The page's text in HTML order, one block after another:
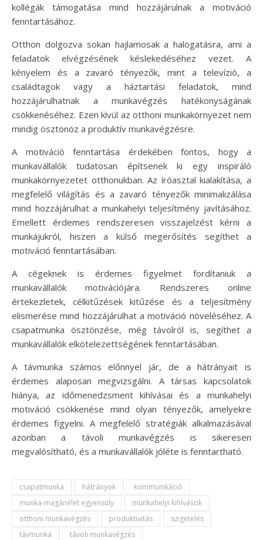
kollégák támogatása mind hozzájárulnak a motiváció
fenntartásához.
Otthon dolgozva sokan hajlamosak a halogatásra, ami a
feladatok elvégzésének késlekedéséhez vezet. A
kényelem és a zavaró tényezők, mint a televízió, a
családtagok vagy a háztartási feladatok, mind
hozzájárulhatnak a munkavégzés hatékonyságának
csökkenéséhez. Ezen kívül az otthoni munkakörnyezet nem
mindig ösztönöz a produktív munkavégzésre.
A motiváció fenntartása érdekében fontos, hogy a
munkavállalók tudatosan építsenek ki egy inspiráló
munkakörnyezetet otthonukban. Az íróasztal kialakítása, a
megfelelő világítás és a zavaró tényezők minimalizálása
mind hozzájárulhat a munkahelyi teljesítmény javításához.
Emellett érdemes rendszeresen visszajelzést kérni a
munkájukról, hiszen a külső megerősítés segíthet a
motiváció fenntartásában.
A cégeknek is érdemes figyelmet fordítaniuk a
munkavállalók motivációjára. Rendszeres online
értekezletek, célkitűzések kitűzése és a teljesítmény
elismerése mind hozzájárulhat a motiváció növeléséhez. A
csapatmunka ösztönzése, még távolról is, segíthet a
munkavállalók elkötelezettségének fenntartásában.
A távmunka számos előnnyel jár, de a hátrányait is
érdemes alaposan megvizsgálni. A társas kapcsolatok
hiánya, az időmenedzsment kihívásai és a munkahelyi
motiváció csökkenése mind olyan tényezők, amelyekre
érdemes figyelni. A megfelelő stratégiák alkalmazásával
azonban a távoli munkavégzés is sikeresen
megvalósítható, és a munkavállalók jóléte is fenntartható.
csapatmunka hátrányok
kommunikáció
munka-magánélet egyensúly
munkahelyi kihívások
otthoni munkavégzés
produktivitás
szigetelés
távmunka
távoli munkavégzés